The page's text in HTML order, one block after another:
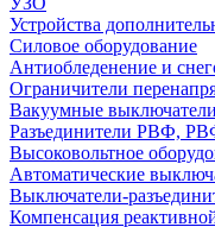
Устройства
Силовое оборудование
Антиобледенение и
Ограничители
Вакуумные выключатели
Разъединители РВФ,
Высоковольтное
Автоматические
Выключатели-
Компенсация